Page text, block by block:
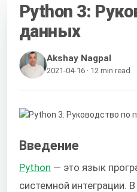
Python 3:
данных
Akshay Nagpal
2021-04-16 · 12 min read
Введение
Python — это язык
системной интеграции.